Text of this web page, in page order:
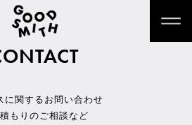
に関するお問い合わせ
もりのご相談など